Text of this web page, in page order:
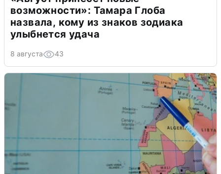
возможности»: Тамара Глоба
назвала, кому из знаков зодиака
улыбнется удача
8 августа 43